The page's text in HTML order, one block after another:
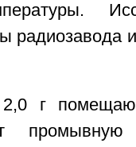
радиозавода
г